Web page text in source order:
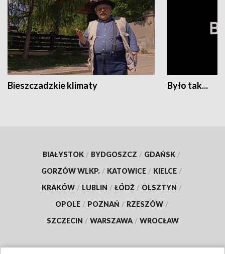
Bieszczadzkie klimaty Było tak...
BIAŁYSTOK / BYDGOSZCZ / GDAŃSK /
GORZÓW WLKP. / KATOWICE / KIELCE /
KRAKÓW / LUBLIN / ŁÓDŹ / OLSZTYN /
OPOLE / POZNAŃ / RZESZÓW /
SZCZECIN / WARSZAWA / WROCŁAW